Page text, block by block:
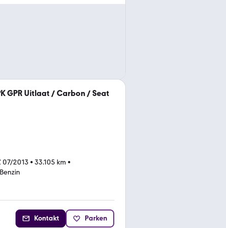
GPR Uitlaat / Carbon / Seat
07/2013 • 33.105 km •
Benzin
Kontakt Parken